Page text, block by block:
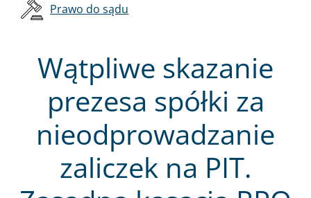
Wątpliwe skazanie
prezesa spółki za
nieodprowadzanie
zaliczek na PIT.
Prawo do sądu